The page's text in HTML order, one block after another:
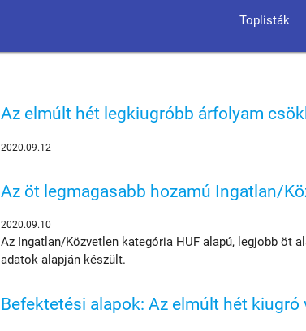
Toplisták
Az elmúlt hét legkiugróbb árfolyam
2020.09.12
Az öt legmagasabb hozamú Ingatlan/
2020.09.10
Az Ingatlan/Közvetlen kategória HUF alapú, legjobb öt
adatok alapján készült.
Befektetési alapok: Az elmúlt hét kiugró